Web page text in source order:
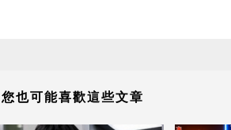
您也可能喜歡這些文章